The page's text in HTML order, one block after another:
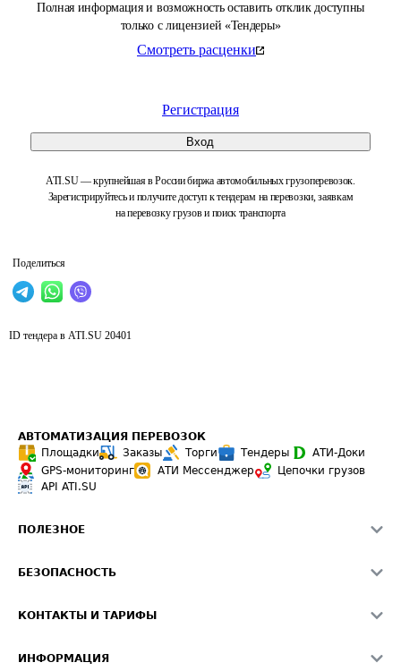
Полная информация и возможность оставить отклик доступны
только с лицензией «Тендеры»
Смотреть расценки
Регистрация
Вход
ATI.SU — крупнейшая в России биржа автомобильных грузоперевозок.
Зарегистрируйтесь и получите доступ к тендерам на перевозки, заявкам
на перевозку грузов и поиск транспорта
Поделиться
ID тендера в ATI.SU 20401
АВТОМАТИЗАЦИЯ ПЕРЕВОЗОК
Площадки
Заказы Торги Тендеры
АТИ-Доки
GPS-мониторинг
АТИ Мессенджер
Цепочки грузов
API ATI.SU
ПОЛЕЗНОЕ
Звезды ATI.SU на вашем сайте
Средние ставки
БЕЗОПАСНОСТЬ
Светофор+
КОНТАКТЫ И ТАРИФЫ
ИНФОРМАЦИЯ